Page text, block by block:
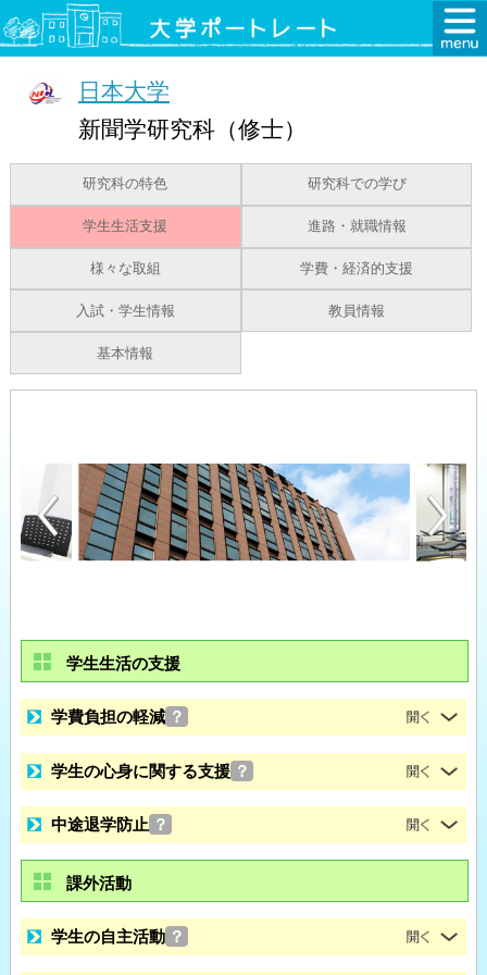
日本大学
新聞学研究科（修士）
研究科の特色 研究科での学び
学生生活支援 進路・就職情報
様々な取組 学費・経済的支援
入試・学生情報 教員情報
基本情報
学生生活の支援
学費負担の軽減 ？
学生の心身に関する支援 ？
中途退学防止 ？
課外活動
学生の自主活動 ？